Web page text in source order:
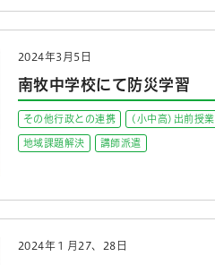
2024年3月5日
南牧中学校にて防災学習
その他行政との連携 (小中高)出前授業
地域課題解決 講師派遣
2024年１月27、28日